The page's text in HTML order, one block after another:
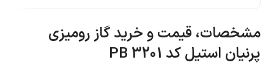
مشخصات، قیمت و خرید گاز رومیزی
پرنیان استیل کد PB 3201